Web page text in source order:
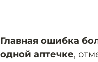
Главная ошибка
одной аптечке,